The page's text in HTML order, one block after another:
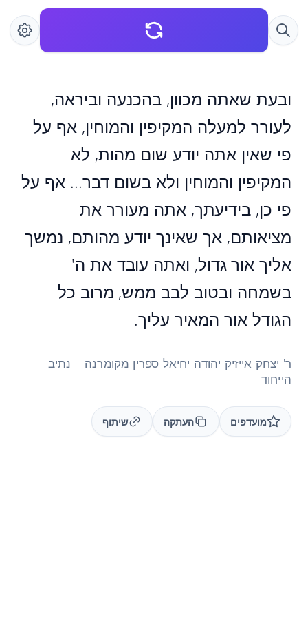
ובעת שאתה מכוון, בהכנעה וביראה,
לעורר למעלה המקיפין והמוחין, אף על
פי שאין אתה יודע שום מהות, לא
המקיפין והמוחין ולא בשום דבר... אף על
פי כן, בידיעתך, אתה מעורר את
מציאותם, אך שאינך יודע מהותם, נמשך
אליך אור גדול, ואתה עובד את ה'
בשמחה ובטוב לבב ממש, מרוב כל
הגודל אור המאיר עליך.
ר' יצחק אייזיק יהודה יחיאל ספרין מקומרנה | נתיב
הייחוד
מועדפים העתקה שיתוף